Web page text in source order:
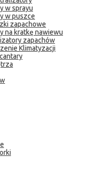
w sprayu
w puszce
zapachowe
na kratkę nawiewu
zapachów
Klimatyzacji